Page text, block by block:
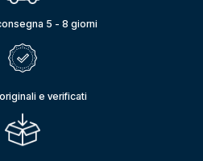
5 - 8 giorni
e verificati